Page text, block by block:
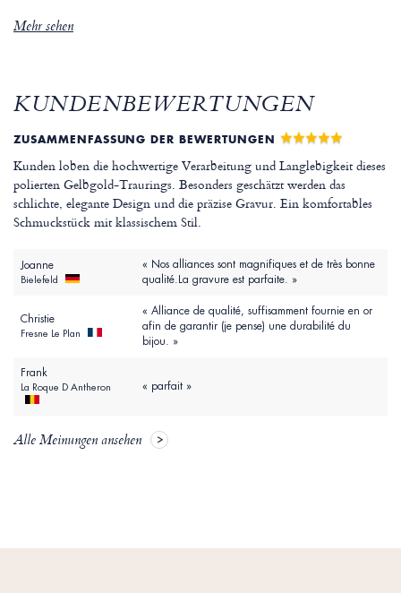
Mehr sehen
KUNDENBEWERTUNGEN
ZUSAMMENFASSUNG DER BEWERTUNGEN
Kunden loben die hochwertige Verarbeitung und Langlebigkeit dieses
polierten Gelbgold-Traurings. Besonders geschätzt werden das
schlichte, elegante Design und die präzise Gravur. Ein komfortables
Schmuckstück mit klassischem Stil.
Joanne
Bielefeld
« Nos alliances sont magnifiques et de très bonne
qualité.La gravure est parfaite. »
Christie
Fresne Le Plan
« Alliance de qualité, suffisamment fournie en or
afin de garantir (je pense) une durabilité du
bijou. »
Frank
La Roque D Antheron « parfait »
Alle Meinungen ansehen